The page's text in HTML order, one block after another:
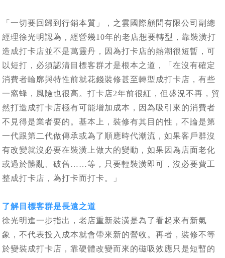
「一切要回歸到行銷本質」，之雲國際顧問有限公司副總
經理徐光明認為，經營幾10年的老店想要轉型，靠裝潢打
造成打卡店並不是萬靈丹，因為打卡店的熱潮很短暫，可
以短打，必須認清目標客群才是根本之道，「在沒有確定
消費者輪廓與特性前就花錢裝修甚至轉型成打卡店，有些
一窩蜂，風險也很高。打卡店2年前很紅，但盛況不再，貿
然打造成打卡店極有可能增加成本，因為吸引來的消費者
不見得是業者要的。基本上，裝修有其目的性，不論是第
一代跟第二代做傳承或為了順應時代潮流，如果客戶群沒
有改變就沒必要在裝潢上做大的變動，如果因為店面老化
或過於髒亂、破舊……等，只要輕裝潢即可，沒必要費工
整成打卡店，為打卡而打卡。」
了解目標客群是長遠之道
徐光明進一步指出，老店重新裝潢是為了看起來有新氣
象，不代表投入成本就會帶來新的營收。再者，裝修不等
於變裝成打卡店，靠硬體改變而來的磁吸效應只是短暫的